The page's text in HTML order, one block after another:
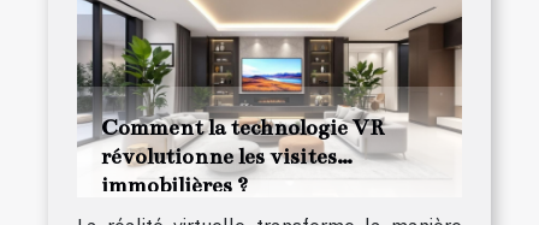
Comment la technologie VR
révolutionne les visites
immobilières ?